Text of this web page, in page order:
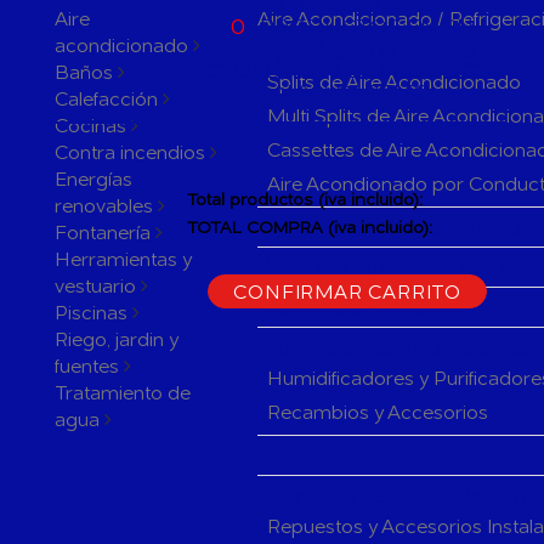
Aire
acondicionado
Baños
Calefacción
Cocinas
Contra incendios
Energías
renovables
Fontanería
Herramientas y
vestuario
Piscinas
Riego, jardin y
fuentes
Tratamiento de
agua
Aire Acondicionado /
Splits de Aire Acondicionado
Multi Splits de Aire
Cassettes de Aire
Aire Acondionado por
Herramientas y accesorios de
Sistemas de Regulación de
Humidificadores y
Recambios y Accesorios
Repuestos y Accesorios
0 PRODUCTOS EN SU
ACTUALMENTE 1 PRODUCTO
EN SU CARRITO.
Total productos (iva incluido):
TOTAL COMPRA (iva incluido):
CONFIRMAR CARRITO